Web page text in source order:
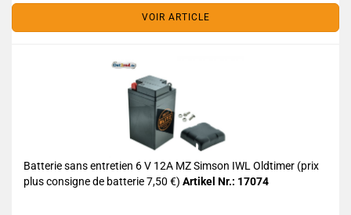
VOIR ARTICLE
Batterie sans entretien 6 V 12A MZ Simson IWL Oldtimer (prix
plus consigne de batterie 7,50 €) Artikel Nr.: 17074